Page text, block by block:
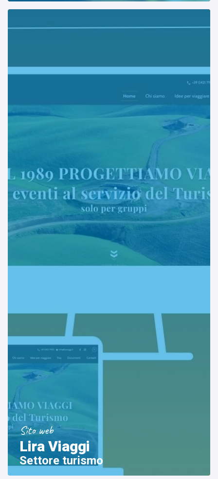
Settore tecnico, servizi e consulenze
Sito web
Lira Viaggi
Settore turismo